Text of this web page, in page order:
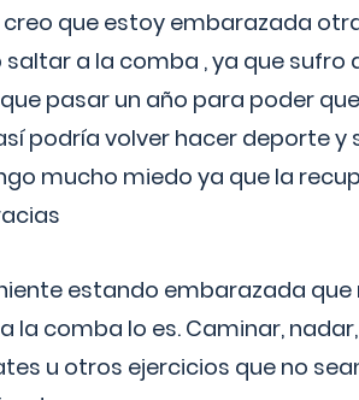
que estoy embarazada
a la comba , ya que sufro
pasar un año para poder
podría volver hacer deporte
mucho miedo ya que la
estando embarazada
la comba lo es. Caminar,
u otros ejercicios que no